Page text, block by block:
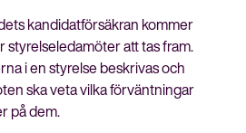
kandidatförsäkran kommer
styrelseledamöter att tas fram.
i en styrelse beskrivas och
ska veta vilka förväntningar
på dem.